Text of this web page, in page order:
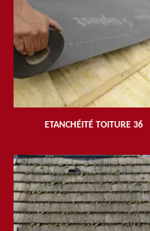
ETANCHÉITÉ TOITURE 36